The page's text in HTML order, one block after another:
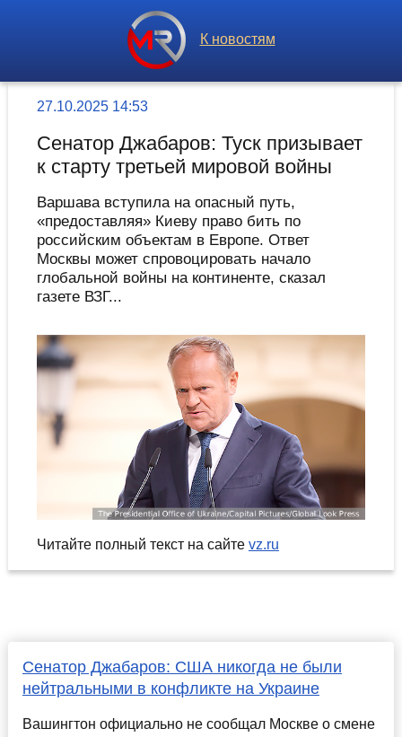
К новостям
27.10.2025 14:53
Сенатор Джабаров: Туск призывает
к старту третьей мировой войны
Варшава вступила на опасный путь,
«предоставляя» Киеву право бить по
российским объектам в Европе. Ответ
Москвы может спровоцировать начало
глобальной войны на континенте, сказал
газете ВЗГ...
Читайте полный текст на сайте vz.ru
Сенатор Джабаров: США никогда не были
нейтральными в конфликте на Украине
Вашингтон официально не сообщал Москве о смене